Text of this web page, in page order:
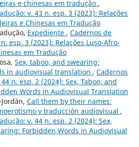
e chinesas em tradução ,
v. 43 n. esp. 3 (2023): Relações
e Chinesas em Tradução
Expediente , Cadernos de
esp. 3 (2023): Relações Luso-Afro-
em Tradução
Sex, taboo, and swearing:
in audiovisual translation , Cadernos
n. esp. 2 (2024): Sex, Taboo, and
Words in Audiovisual Translation
Call them by their names:
y traducción audiovisual ,
v. 44 n. esp. 2 (2024): Sex,
Forbidden Words in Audiovisual